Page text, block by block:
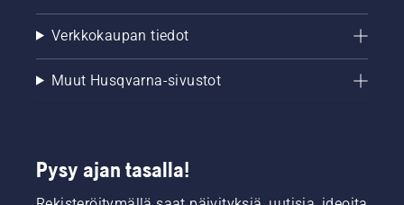
Verkkokaupan tiedot
Muut Husqvarna-sivustot
Pysy ajan tasalla!